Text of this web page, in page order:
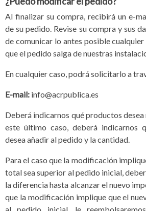
Al finalizar su compra, recibirá un e-
de su pedido. Revise su compra y sus
de comunicar lo antes posible
que el pedido salga de nuestras
En cualquier caso, podrá solicitarlo a
E-mail: info@acrpublica.es
Deberá indicarnos qué productos
este último caso, deberá indicarnos
desea añadir al pedido y la cantidad.
Para el caso que la modificación
total sea superior al pedido inicial,
la diferencia hasta alcanzar el nuevo
que la modificación implique que el